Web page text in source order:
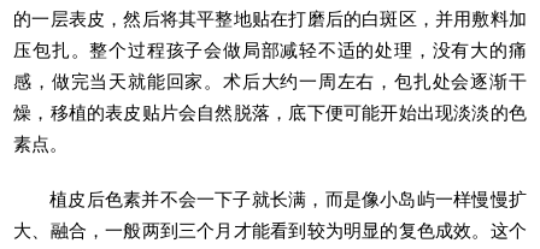
的一层表皮，然后将其平整地贴在打磨后的白斑区，并用敷料加
压包扎。整个过程孩子会做局部减轻不适的处理，没有大的痛
感，做完当天就能回家。术后大约一周左右，包扎处会逐渐干
燥，移植的表皮贴片会自然脱落，底下便可能开始出现淡淡的色
素点。
植皮后色素并不会一下子就长满，而是像小岛屿一样慢慢扩
大、融合，一般两到三个月才能看到较为明显的复色成效。这个